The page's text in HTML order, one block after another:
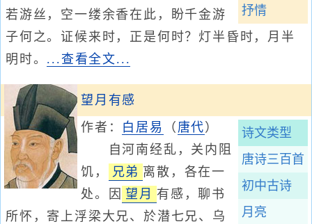
抒情
若游丝，空一缕余香在此，盼千金游
子何之。证候来时，正是何时？灯半昏时，月半
明时。 ...查看全文...
望月有感
诗文类型
唐诗三百首
初中古诗
月亮
作者： 白居易 （ 唐代 ）
自河南经乱，关内阻
饥，
兄弟 离散，各在一
处。因 望月 有感，聊书
所怀，寄上浮梁大兄、於潜七兄、乌